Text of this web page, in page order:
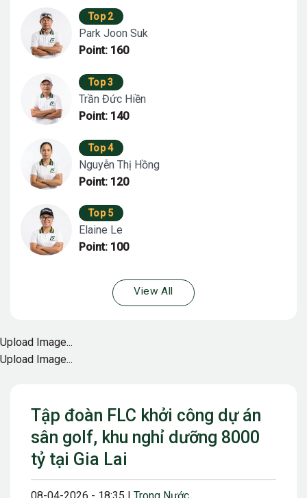
Tập đoàn FLC khởi công dự án
sân golf, khu nghỉ dưỡng 8000
tỷ tại Gia Lai
Top 2
Park Joon Suk
Point: 160
Top 3
Trần Đức Hiền
Point: 140
Top 4
Nguyễn Thị Hồng
Point: 120
Top 5
Elaine Le
Point: 100
View All
Upload Image...
Upload Image...